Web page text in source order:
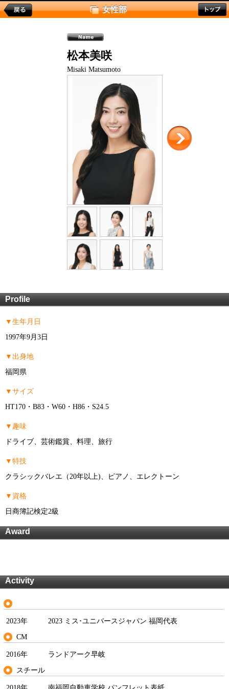
女性部
Profile
▼生年月日
1997年9月3日
▼出身地
福岡県
▼サイズ
HT170・B83・W60・H86・S24.5
▼趣味
ドライブ、芸術鑑賞、料理、旅行
▼特技
クラシックバレエ（20年以上)、ピアノ、エレクトーン
▼資格
日商簿記検定2級
松本美咲
Misaki Matsumoto
Award
Activity
2023年 2023 ミス･ユニバースジャパン 福岡代表
CM
2016年 ランドアーク早岐
スチール